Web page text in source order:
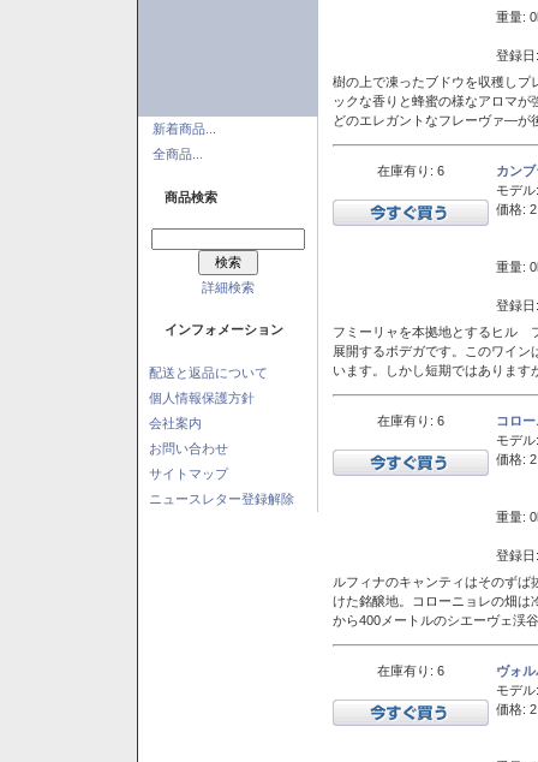
新着商品...
全商品...
商品検索
詳細検索
インフォメーション
配送と返品について
個人情報保護方針
会社案内
お問い合わせ
サイトマップ
ニュースレター登録解除
重量:
登録
樹の上で凍ったブドウを収穫しプ
ックな香りと蜂蜜の様なアロマ
どのエレガントなフレーヴァ―が
在庫有り: 6
カン
モデル:
価格:
重量:
登録
フミーリャを本拠地とするヒル
展開するボデガです。このワイ
います。しかし短期ではありま
在庫有り: 6
コロ
モデル:
価格:
重量:
登録
ルフィナのキャンティはそのず
けた銘醸地。コローニョレの畑は
から400メートルのシエーヴェ渓
在庫有り: 6
ヴォ
モデル:
価格: